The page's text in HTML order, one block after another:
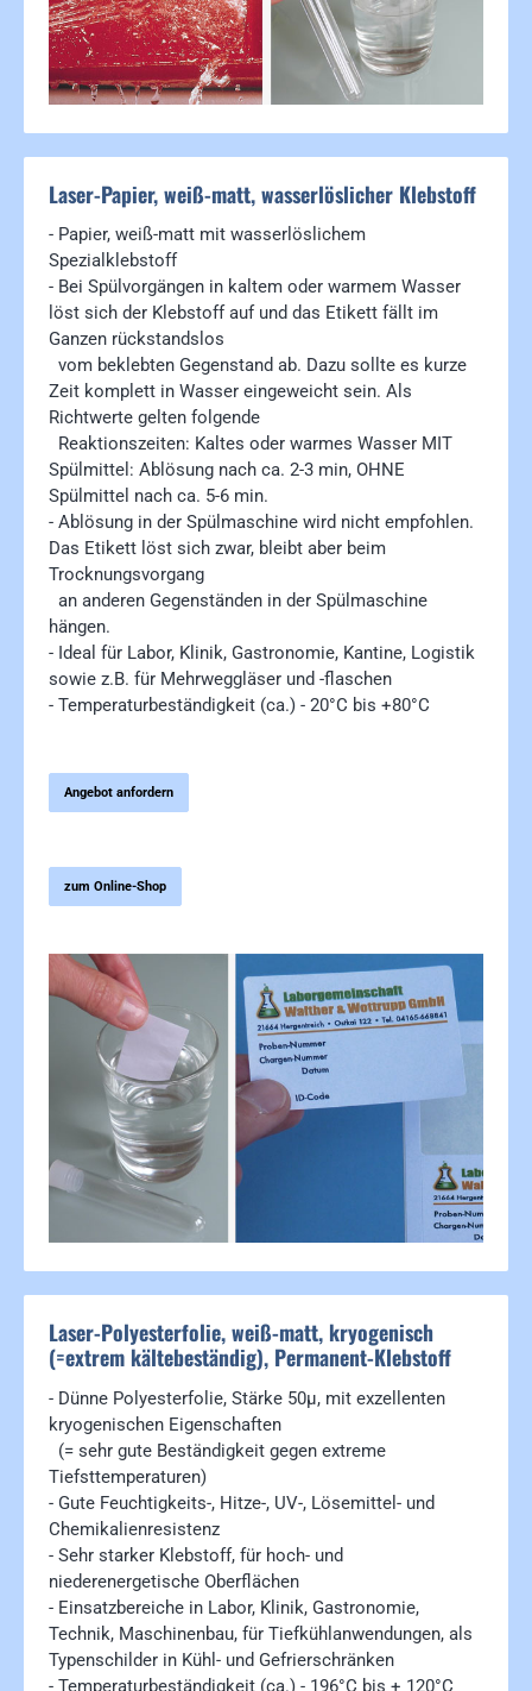
Laser-Papier, weiß-matt, wasserlöslicher Klebstoff
- Papier, weiß-matt mit wasserlöslichem
Spezialklebstoff
- Bei Spülvorgängen in kaltem oder warmem Wasser
löst sich der Klebstoff auf und das Etikett fällt im
Ganzen rückstandslos
vom beklebten Gegenstand ab. Dazu sollte es kurze
Zeit komplett in Wasser eingeweicht sein. Als
Richtwerte gelten folgende
Reaktionszeiten: Kaltes oder warmes Wasser MIT
Spülmittel: Ablösung nach ca. 2-3 min, OHNE
Spülmittel nach ca. 5-6 min.
- Ablösung in der Spülmaschine wird nicht empfohlen.
Das Etikett löst sich zwar, bleibt aber beim
Trocknungsvorgang
an anderen Gegenständen in der Spülmaschine
hängen.
- Ideal für Labor, Klinik, Gastronomie, Kantine, Logistik
sowie z.B. für Mehrweggläser und -flaschen
- Temperaturbeständigkeit (ca.) - 20°C bis +80°C
Angebot anfordern
zum Online-Shop
Bildergalerie überspringen
Laser-Polyesterfolie, weiß-matt, kryogenisch
(=extrem kältebeständig), Permanent-Klebstoff
- Dünne Polyesterfolie, Stärke 50µ, mit exzellenten
kryogenischen Eigenschaften
(= sehr gute Beständigkeit gegen extreme
Tiefsttemperaturen)
- Gute Feuchtigkeits-, Hitze-, UV-, Lösemittel- und
Chemikalienresistenz
- Sehr starker Klebstoff, für hoch- und
niederenergetische Oberflächen
- Einsatzbereiche in Labor, Klinik, Gastronomie,
Technik, Maschinenbau, für Tiefkühlanwendungen, als
Typenschilder in Kühl- und Gefrierschränken
- Temperaturbeständigkeit (ca.) - 196°C bis + 120°C